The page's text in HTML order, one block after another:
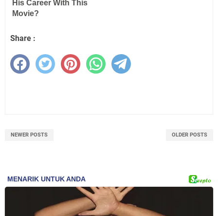
Share :
NEWER POSTS OLDER POSTS